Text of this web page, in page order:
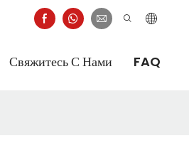
Свяжитесь С Нами FAQ